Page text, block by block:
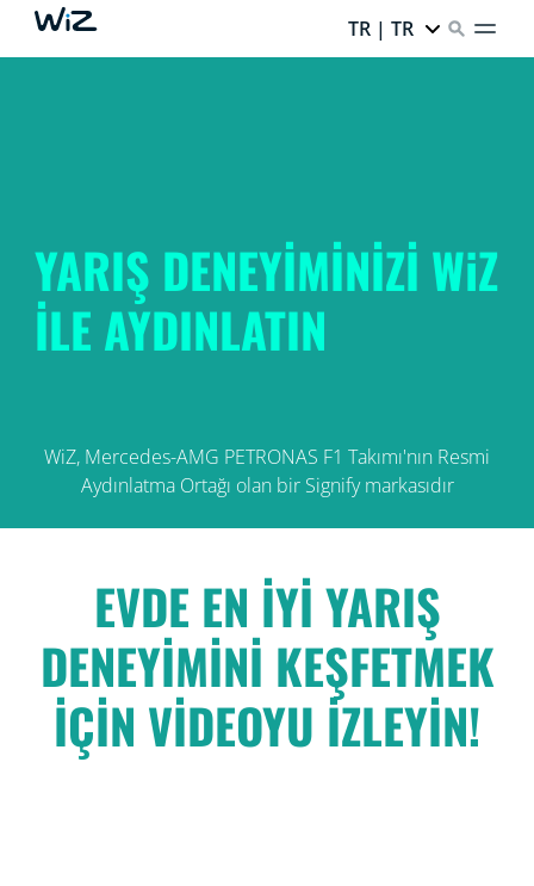
TR | TR
YARIŞ DENEYİMİNİZİ WiZ
İLE AYDINLATIN
WiZ, Mercedes-AMG PETRONAS F1 Takımı'nın Resmi
Aydınlatma Ortağı olan bir Signify markasıdır
EVDE EN İYİ YARIŞ
DENEYİMİNİ KEŞFETMEK
İÇİN VİDEOYU İZLEYİN!